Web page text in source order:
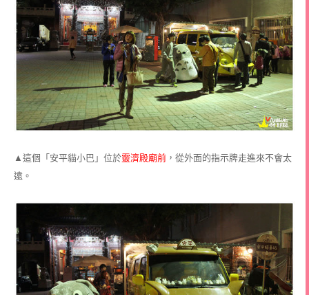
▲這個「安平貓小巴」位於靈濟殿廟前 ，從外面的指示牌走進來不會太
遠。